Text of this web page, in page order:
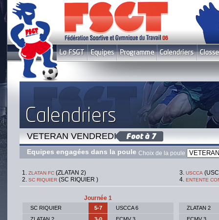
Choix de la poule
VETERAN VENDREDI 3
Equipes engagées dans la poule
ZLATAN FC (ZLATAN 2)
SC RIQUIER (SC RIQUIER )
USCCA
ENTENTE
Journée 1
SC RIQUIER 5-7
USCCA 6
ZLATAN 2